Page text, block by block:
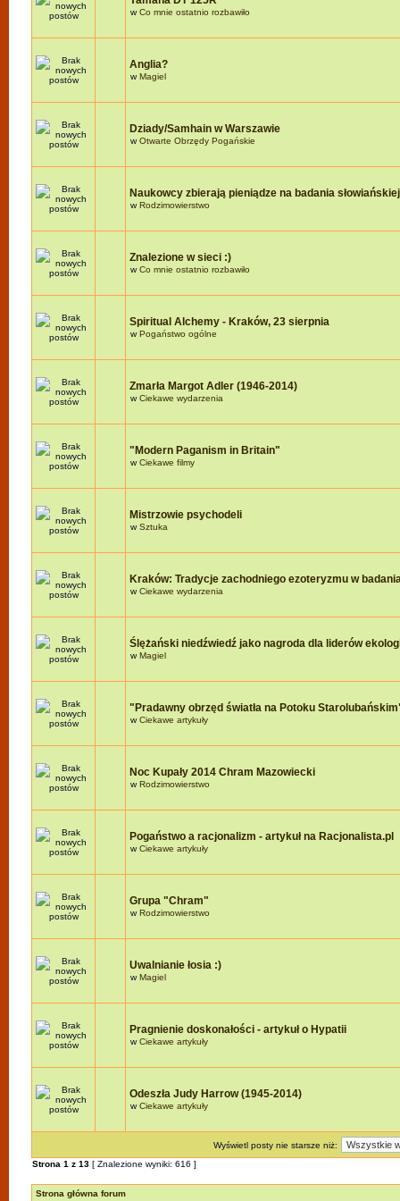
wCo mnie ostatnio rozbawiło
Anglia?
wMagiel
Dziady/Samhain w Warszawie
wOtwarte Obrzędy Pogańskie
Naukowcy zbierają pieniądze na badania
wRodzimowierstwo
Znalezione w sieci :)
wCo mnie ostatnio rozbawiło
Spiritual Alchemy - Kraków, 23 sierpnia
wPogaństwo ogólne
Zmarła Margot Adler (1946-2014)
wCiekawe wydarzenia
"Modern Paganism in Britain"
wCiekawe filmy
Mistrzowie psychodeli
wSztuka
Kraków: Tradycje zachodniego ezoteryzmu w
wCiekawe wydarzenia
Ślężański niedźwiedź jako nagroda dla liderów
wMagiel
"Pradawny obrzęd światła na Potoku
wCiekawe artykuły
Noc Kupały 2014 Chram Mazowiecki
wRodzimowierstwo
Pogaństwo a racjonalizm - artykuł na Racjonalista.pl
wCiekawe artykuły
Grupa "Chram"
wRodzimowierstwo
Uwalnianie łosia :)
wMagiel
Pragnienie doskonałości - artykuł o Hypatii
wCiekawe artykuły
Odeszła Judy Harrow (1945-2014)
wCiekawe artykuły
Wyświetl posty nie starsze niż:
Strona 1 z 13 [ Znalezione wyniki: 616 ]
Strona główna forum